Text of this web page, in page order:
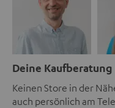
Deine Kaufberatung
Keinen Store in der
auch persönlich am